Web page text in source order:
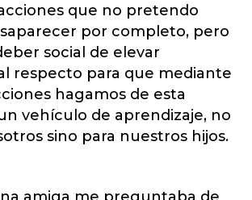
que no pretendo
por completo, pero
social de elevar
respecto para que mediante
hagamos de esta
vehículo de aprendizaje, no
sino para nuestros hijos.